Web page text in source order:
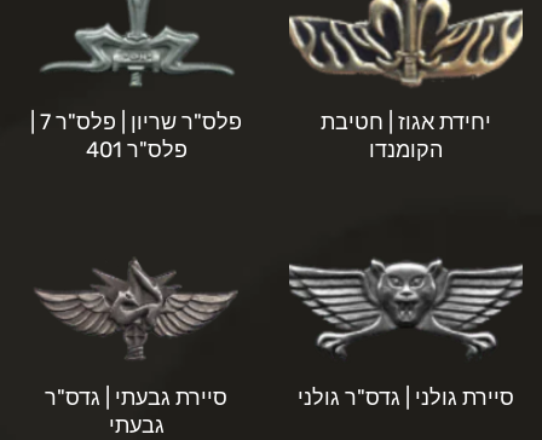
יחידת אגוז | חטיבת
הקומנדו
פלס"ר 401
סיירת גולני | גדס"ר גולני
סיירת גבעתי | גדס"ר
גבעתי